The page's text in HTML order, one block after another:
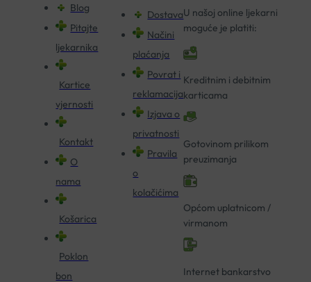
Blog
Pitajte
ljekarnika
Kartice
vjernosti
Kontakt
O
nama
Košarica
Poklon
bon
Dostava
Načini
plaćanja
Povrat i
reklamacija
Izjava o
privatnosti
Pravila
o
kolačićima
U našoj online ljekarni
moguće je platiti:
Kreditnim i debitnim
karticama
Gotovinom prilikom
preuzimanja
Općom uplatnicom /
virmanom
Internet bankarstvo